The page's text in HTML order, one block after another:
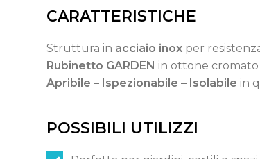
CARATTERISTICHE
Struttura in acciaio inox per
Rubinetto GARDEN in ottone cromato
Apribile – Ispezionabile – Isolabile in
POSSIBILI UTILIZZI